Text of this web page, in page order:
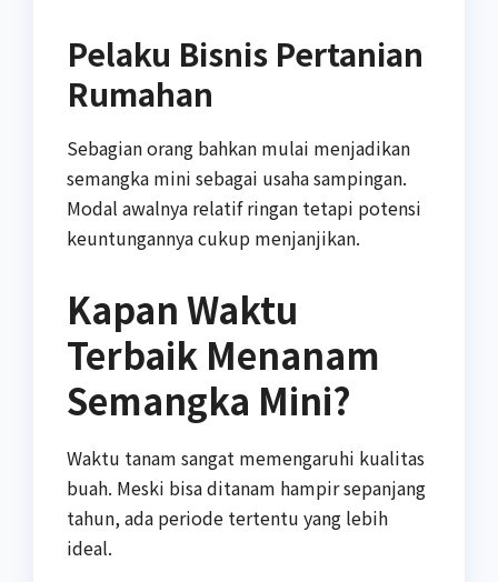
Pelaku Bisnis Pertanian
Rumahan
Sebagian orang bahkan mulai menjadikan
semangka mini sebagai usaha sampingan.
Modal awalnya relatif ringan tetapi potensi
keuntungannya cukup menjanjikan.
Kapan Waktu
Terbaik Menanam
Semangka Mini?
Waktu tanam sangat memengaruhi kualitas
buah. Meski bisa ditanam hampir sepanjang
tahun, ada periode tertentu yang lebih
ideal.